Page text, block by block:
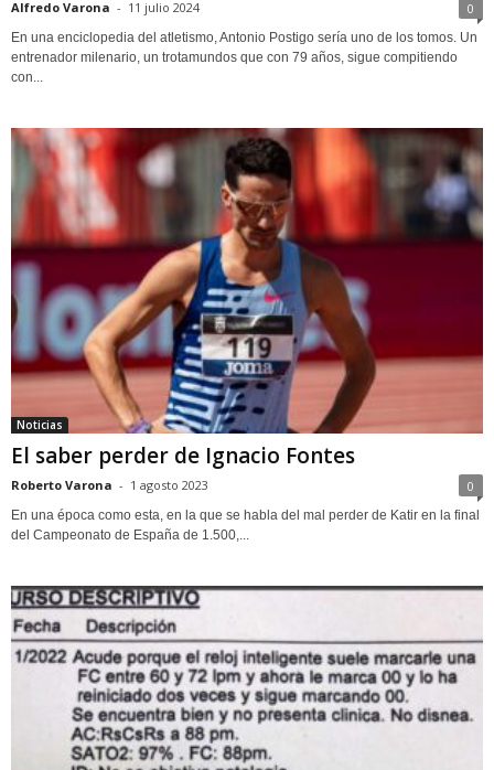
Alfredo Varona - 11 julio 2024 0
En una enciclopedia del atletismo, Antonio Postigo sería uno de los tomos. Un
entrenador milenario, un trotamundos que con 79 años, sigue compitiendo
con...
Noticias
El saber perder de Ignacio Fontes
Roberto Varona - 1 agosto 2023 0
En una época como esta, en la que se habla del mal perder de Katir en la final
del Campeonato de España de 1.500,...